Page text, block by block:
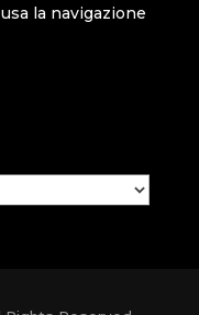
la navigazione